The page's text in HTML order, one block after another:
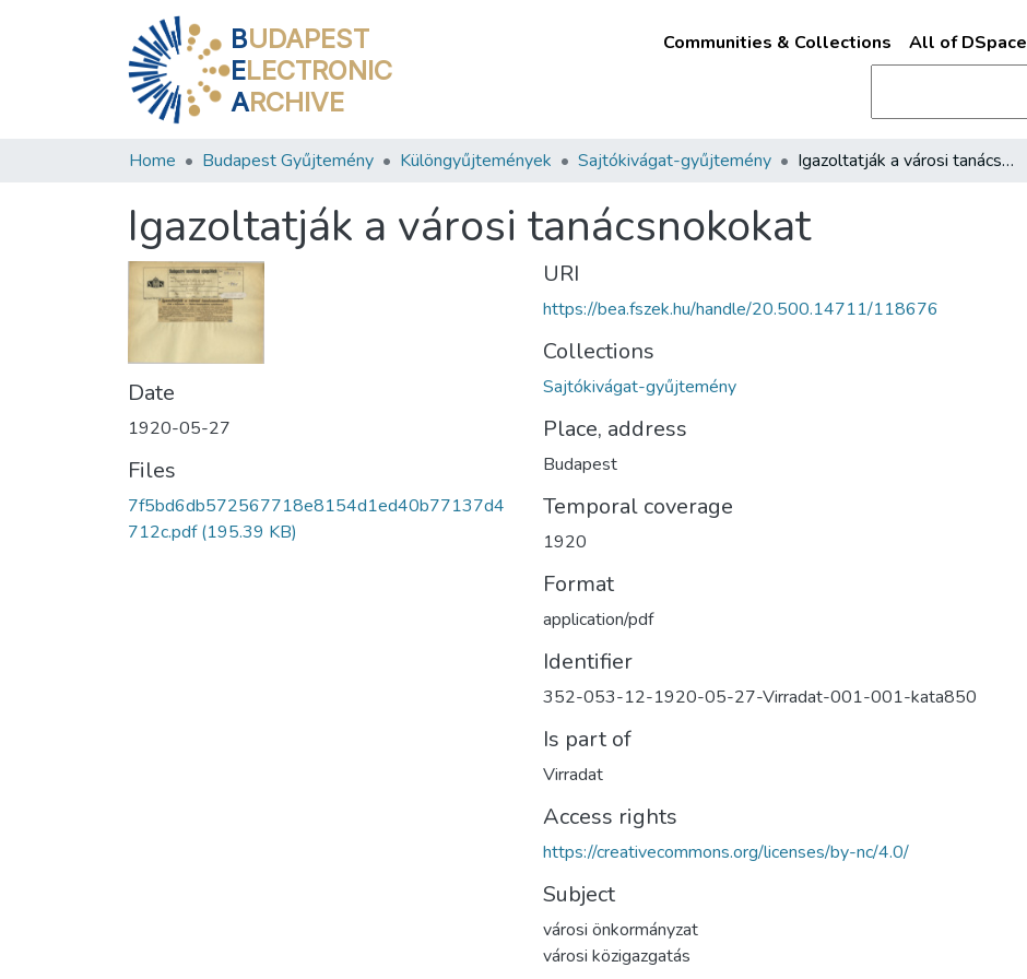
BUDAPEST
ELECTRONIC
ARCHIVE
Communities & Collections All of DSpace
Home Budapest Gyűjtemény Különgyűjtemények Sajtókivágat-gyűjtemény Igazoltatják a városi tanácsnokokat
Igazoltatják a városi tanácsnokokat
Date
1920-05-27
Files
7f5bd6db572567718e8154d1ed40b77137d4
712c.pdf(195.39 KB)
URI
https://bea.fszek.hu/handle/20.500.14711/118676
Collections
Sajtókivágat-gyűjtemény
Place, address
Budapest
Temporal coverage
1920
Format
application/pdf
Identifier
352-053-12-1920-05-27-Virradat-001-001-kata850
Is part of
Virradat
Access rights
https://creativecommons.org/licenses/by-nc/4.0/
Subject
városi önkormányzat
városi közigazgatás